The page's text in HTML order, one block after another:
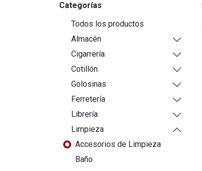
Categorías
Todos los productos
Almacén
Cigarrería
Cotillón
Golosinas
Ferretería
Librería
Limpieza
Accesorios de Limpieza
Baño